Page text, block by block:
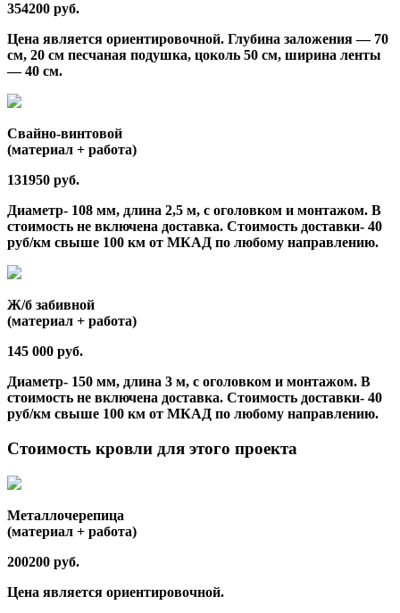
354200 руб.
Цена является ориентировочной. Глубина заложения — 70
см, 20 см песчаная подушка, цоколь 50 см, ширина ленты
— 40 см.
Свайно-винтовой
(материал + работа)
131950 руб.
Диаметр- 108 мм, длина 2,5 м, с оголовком и монтажом. В
стоимость не включена доставка. Стоимость доставки- 40
руб/км свыше 100 км от МКАД по любому направлению.
Ж/б забивной
(материал + работа)
145 000 руб.
Диаметр- 150 мм, длина 3 м, с оголовком и монтажом. В
стоимость не включена доставка. Стоимость доставки- 40
руб/км свыше 100 км от МКАД по любому направлению.
Стоимость кровли для этого проекта
Металлочерепица
(материал + работа)
200200 руб.
Цена является ориентировочной.